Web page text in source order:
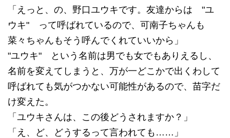
「えっと、の、野口ユウキです。友達からは "ユ
ウキ" って呼ばれているので、可南子ちゃんも
菜々ちゃんもそう呼んでくれていいから」
"ユウキ" という名前は男でも女でもありえるし、
名前を変えてしまうと、万が一どこかで出くわして
呼ばれても気がつかない可能性があるので、苗字だ
け変えた。
「ユウキさんは、この後どうされますか？」
「え、ど、どうするって言われても……」